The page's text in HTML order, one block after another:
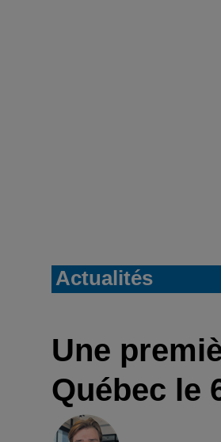
Actualités
Une
Québec le